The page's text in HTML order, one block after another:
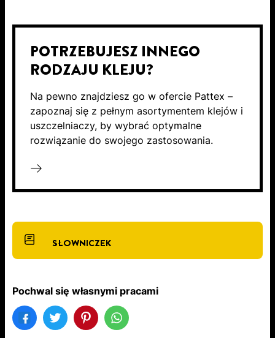
POTRZEBUJESZ INNEGO
RODZAJU KLEJU?
Na pewno znajdziesz go w ofercie Pattex –
zapoznaj się z pełnym asortymentem klejów i
uszczelniaczy, by wybrać optymalne
rozwiązanie do swojego zastosowania.
SŁOWNICZEK
Pochwal się własnymi pracami